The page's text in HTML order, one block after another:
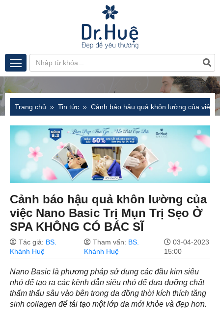
Trang chủ Tin tức Cảnh báo hậu quả khôn lường của việc
Cảnh báo hậu quả khôn lường của
việc Nano Basic Trị Mụn Trị Sẹo Ở
SPA KHÔNG CÓ BÁC SĨ
Tác giả: BS.
Khánh Huệ
Tham vấn: BS.
Khánh Huệ
03-04-2023
15:00
Nano Basic là phương pháp sử dụng các đầu kim siêu
nhỏ để tạo ra các kênh dẫn siêu nhỏ để đưa dưỡng chất
thẩm thấu sâu vào bên trong da đồng thời kích thích tăng
sinh collagen để tái tạo một lớp da mới khỏe và đẹp hơn.